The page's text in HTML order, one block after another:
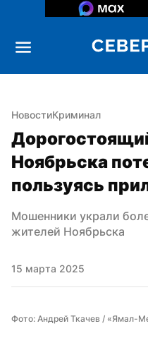
НовостиКриминал
Ноябрьска
пользуясь
Мошенники украли
жителей Ноябрьска
15 марта 2025
Фото: Андрей Ткачев / «Ямал-